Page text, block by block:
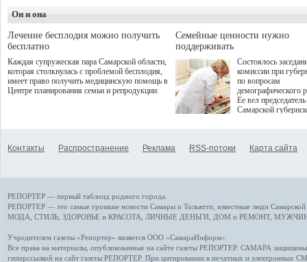
определенными
К ним можно
возникающие при
данными
более динамичного
проникновения
сегмент
отраслевое
рассказала Ольга
ходе сессии
качества жизни" в
ПМЭФ 2025. В
РФ Михаил
представители
Он и она
Лечение бесплодия можно получить
бесплатно
Каждая супружеская пара Самарской области,
которая столкнулась с проблемой бесплодия,
имеет право получить медицинскую помощь в
Центре планирования семьи и репродукции.
Семейные ценности нужно
поддерживать
Состоялось
комиссии при
по вопросам
демографического
Ее вел председатель
Самарской
Контакты Распространение Реклама RSS-потоки Карта сайта
РЕПОРТЕР — первый таблоид родного города.
РЕПОРТЕР — это самые громкие новости Самары и Тольятти, известные люди
МОДА, СТИЛЬ ЗДОРОВЬЕ и КРАСОТА ЛИЧНЫЕ ДЕНЬГИ ДОМ и РЕМОНТ,
Учредителем газеты «Репортер» является ООО «СамараИнформ»
Все права на материалы, опубликованные на сайте газеты РЕПОРТЕР. САМАРА защищены.
гиперссылкой на сайт газеты РЕПОРТЕР. При цитировании в печатных и электронных